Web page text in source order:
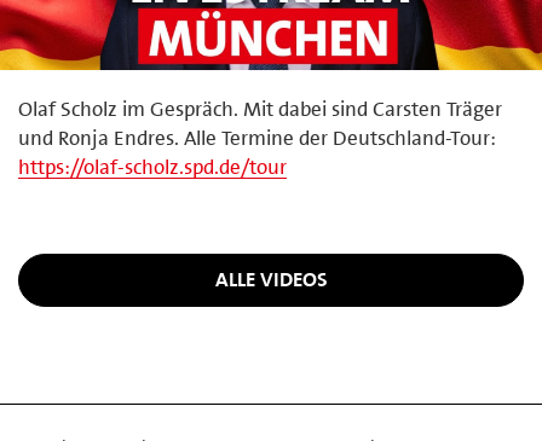
Olaf Scholz im Gespräch. Mit dabei sind Carsten Träger
und Ronja Endres. Alle Termine der Deutschland-Tour:
https://olaf-scholz.spd.de/tour
ALLE VIDEOS